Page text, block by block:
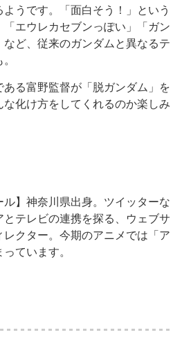
うです。「面白そう！」という
エウレカセブンっぽい」「ガン
ど、従来のガンダムと異なるテ
る富野監督が「脱ガンダム」を
化け方をしてくれるのか楽しみ
ル】神奈川県出身。ツイッターな
テレビの連携を探る、ウェブサ
クター。今期のアニメでは「ア
ています。